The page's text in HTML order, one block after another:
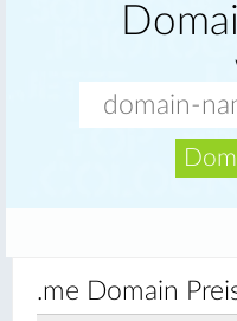
.me Domain